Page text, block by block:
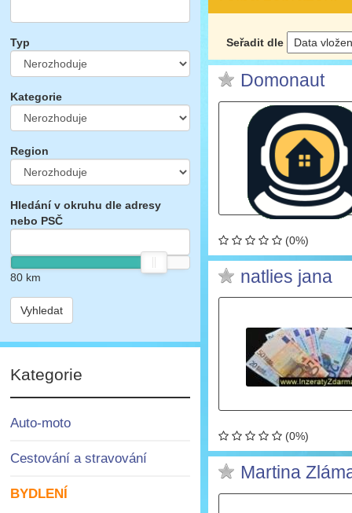
Typ
Kategorie
Region
Hledání v okruhu dle adresy
nebo PSČ
80km
Vyhledat
Kategorie
Auto-moto
Cestování a stravování
BYDLENÍ
Seřadit dle
Domonaut
(0%)
natlies jana
(0%)
Martina